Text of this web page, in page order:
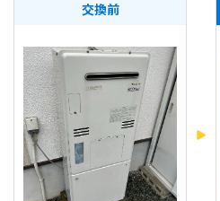
交換前